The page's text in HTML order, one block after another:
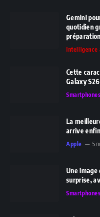
Gemini
quotidien
Cette
Galaxy
Smartphones
La
arrive
Apple 5
Une image
surprise,
Smartphones